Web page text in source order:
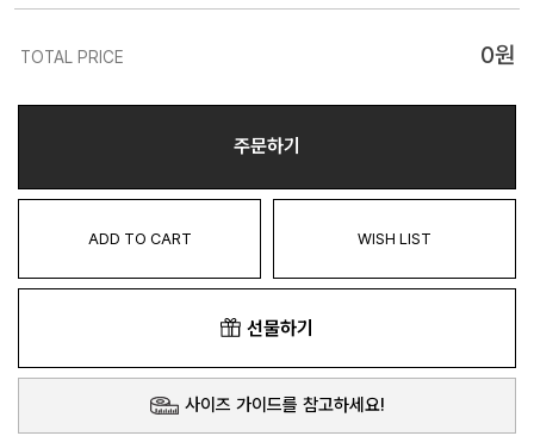
TOTAL PRICE 0원
주문하기
ADD TO CART WISH LIST
선물하기
사이즈 가이드를 참고하세요!